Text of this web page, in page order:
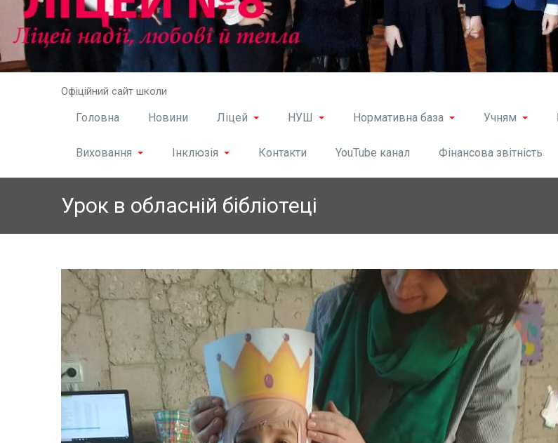
Офіційний сайт школи
Головна Новини Ліцей НУШ Нормативна база Учням
Виховання Інклюзія Контакти YouTube канал Фінансова звітність
Урок в обласній бібліотеці